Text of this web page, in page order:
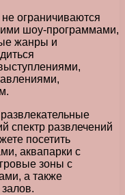
ограничиваются
шоу-программами,
жанры и
спектр развлечений
посетить
аквапарки с
зоны с
а также